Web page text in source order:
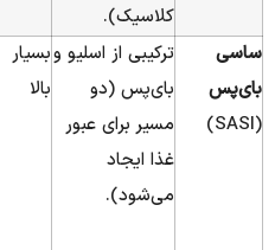
کلاسیک).
ساسی
بای‌پس
(SASI)
ترکیبی از اسلیو و
بای‌پس (دو
مسیر برای عبور
غذا ایجاد
می‌شود).
بسیار
بالا